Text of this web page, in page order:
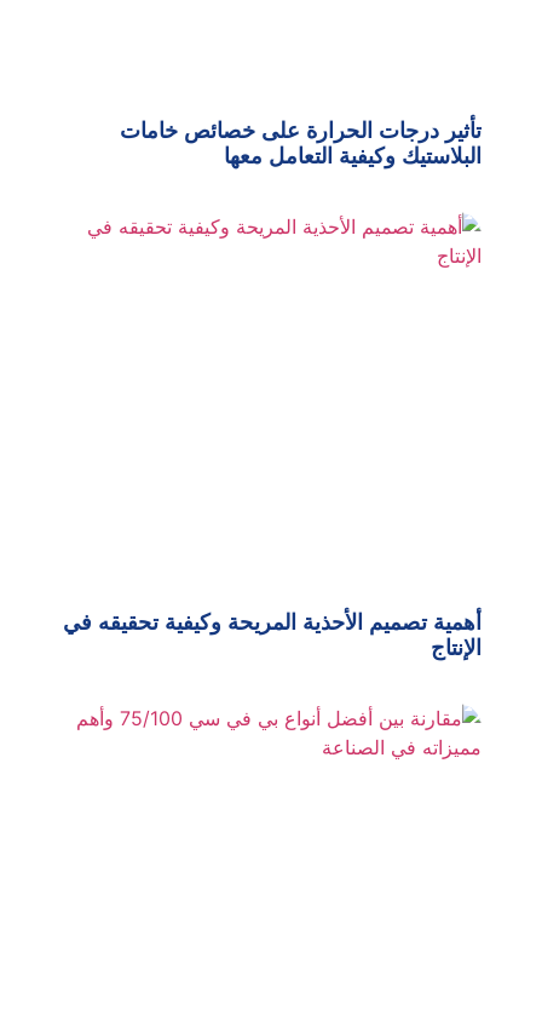
تأثير درجات الحرارة على خصائص خامات
البلاستيك وكيفية التعامل معها
أهمية تصميم الأحذية المريحة وكيفية تحقيقه في
الإنتاج